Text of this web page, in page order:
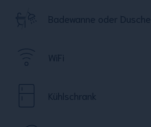
Badewanne oder Dusche
WiFi
Kühlschrank